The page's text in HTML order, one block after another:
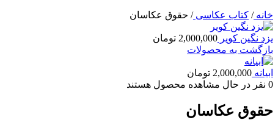
خانه/ کتاب عکاسی/ حقوق عکاسان
یزد نگین کویر 2,000,000 تومان
بازگشت به محصولات
ابیانه 2,000,000 تومان
0 نفر در حال مشاهده محصول هستند
حقوق عکاسان